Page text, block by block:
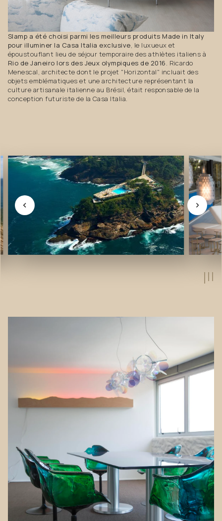
Slamp a été choisi parmi les meilleurs produits Made in Italy
pour illuminer la Casa Italia exclusive, le luxueux et
époustouflant lieu de séjour temporaire des athlètes italiens à
Rio de Janeiro lors des Jeux olympiques de 2016. Ricardo
Menescal, architecte dont le projet "Horizontal" incluait des
objets emblématiques et une architecture représentant la
culture artisanale italienne au Brésil, était responsable de la
conception futuriste de la Casa Italia.